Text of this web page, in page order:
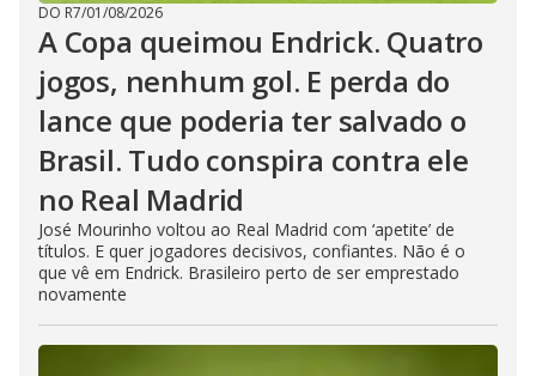
DO R7/01/08/2026
A Copa queimou Endrick. Quatro
jogos, nenhum gol. E perda do
lance que poderia ter salvado o
Brasil. Tudo conspira contra ele
no Real Madrid
José Mourinho voltou ao Real Madrid com ‘apetite’ de
títulos. E quer jogadores decisivos, confiantes. Não é o
que vê em Endrick. Brasileiro perto de ser emprestado
novamente